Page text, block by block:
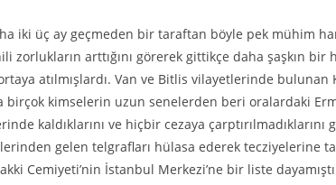
iki üç ay geçmeden bir taraftan böyle pek mühim
zorlukların arttığını görerek gittikçe daha şaşkın bir
atılmışlardı. Van ve Bitlis vilayetlerinde bulunan
birçok kimselerin uzun senelerden beri oralardaki
kaldıklarını ve hiçbir cezaya çarptırılmadıklarını
gelen telgrafları hülasa ederek tecziyelerine
Cemiyeti’nin İstanbul Merkezi’ne bir liste